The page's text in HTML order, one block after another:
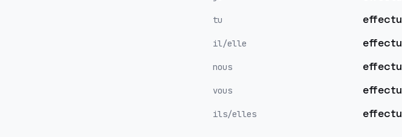
tu effectu
il/elle effectu
nous effectu
vous effectu
ils/elles effectu